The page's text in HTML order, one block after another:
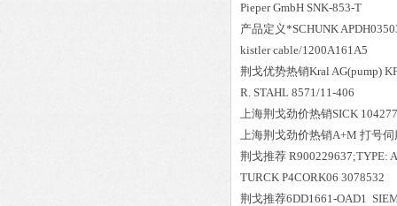
Pieper GmbH SNK-853-T
产品定义*SCHUNK
kistler cable/1200A161A5
荆戈优势热销Kral AG(pump)
R. STAHL 8571/11-406
上海荆戈劲价热销SICK
上海荆戈劲价热销A+M 打号伺
荆戈推荐 R900229637;TYPE:
TURCK P4CORK06 3078532
荆戈推荐6DD1661-OAD1